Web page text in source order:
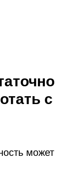
с
может